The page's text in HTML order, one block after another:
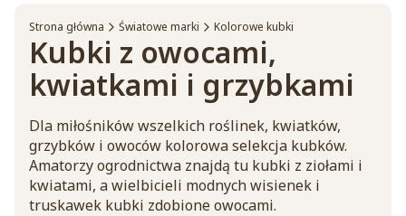
Strona główna Światowe marki Kolorowe kubki
Kubki z owocami,
kwiatkami i grzybkami
Dla miłośników wszelkich roślinek, kwiatków,
grzybków i owoców kolorowa selekcja kubków.
Amatorzy ogrodnictwa znajdą tu kubki z ziołami i
kwiatami, a wielbicieli modnych wisienek i
truskawek kubki zdobione owocami.